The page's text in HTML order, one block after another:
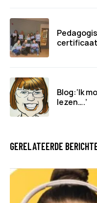
certificaat
Blog:‘Ik
lezen….’
GERELATEERDE